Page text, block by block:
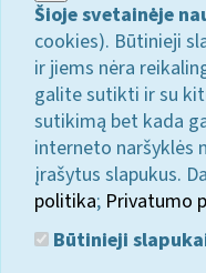
Šioje svetainėje
cookies). Būtinieji
ir jiems nėra
galite sutikti ir su
sutikimą bet kada
interneto naršyklės
įrašytus slapukus.
politika; Privatumo
Būtinieji